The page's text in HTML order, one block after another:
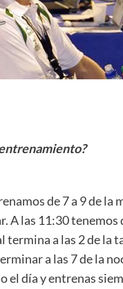
de 7 a 9 de la
A las 11:30
a las 2 de la
a las 7 de la
el día y entrenas